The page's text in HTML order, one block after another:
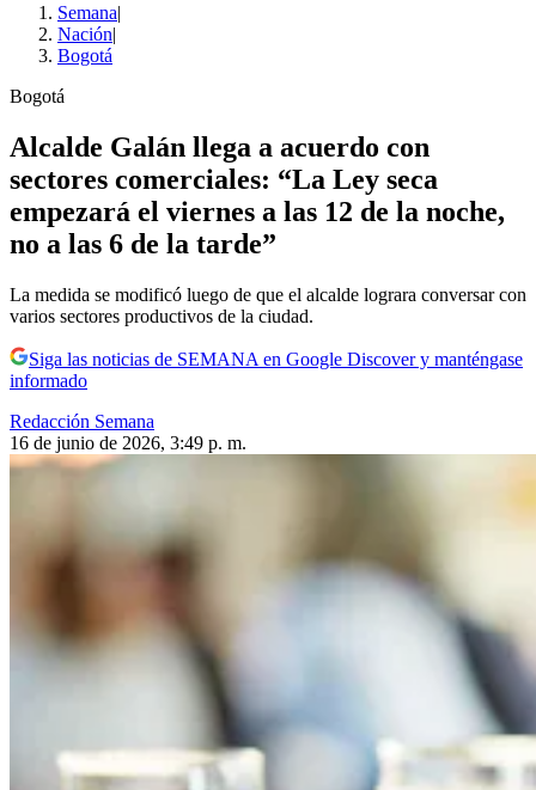
Semana|
Nación|
Bogotá
Bogotá
Alcalde Galán llega a acuerdo con
sectores comerciales: “La Ley seca
empezará el viernes a las 12 de la noche,
no a las 6 de la tarde”
La medida se modificó luego de que el alcalde lograra conversar con
varios sectores productivos de la ciudad.
Siga las noticias de SEMANA en Google Discover y manténgase
informado
Redacción Semana
16 de junio de 2026, 3:49 p. m.